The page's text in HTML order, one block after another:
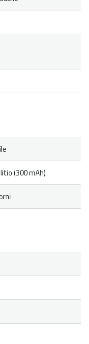
(300 mAh)